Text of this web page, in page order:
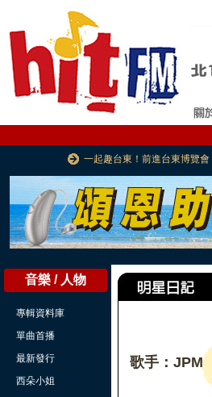
一起趣台東！前進台東博覽會
音樂 / 人物
專輯資料庫
單曲首播
最新發行
西朵小姐
歌手：JPM